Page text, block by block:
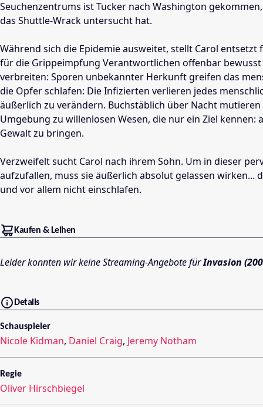
Seuchenzentrums ist Tucker nach Washington
das Shuttle-Wrack untersucht hat.
Während sich die Epidemie ausweitet, stellt Carol entsetzt
für die Grippeimpfung Verantwortlichen offenbar
verbreiten: Sporen unbekannter Herkunft greifen das
die Opfer schlafen: Die Infizierten verlieren jedes
äußerlich zu verändern. Buchstäblich über Nacht
Umgebung zu willenlosen Wesen, die nur ein Ziel
Gewalt zu bringen.
Verzweifelt sucht Carol nach ihrem Sohn. Um in dieser
aufzufallen, muss sie äußerlich absolut gelassen wirken...
und vor allem nicht einschlafen.
Kaufen & Leihen
Leider konnten wir keine Streaming-Angebote fürInvasion
Details
Schauspieler
Nicole Kidman, Daniel Craig, Jeremy Notham
Regie
Oliver Hirschbiegel